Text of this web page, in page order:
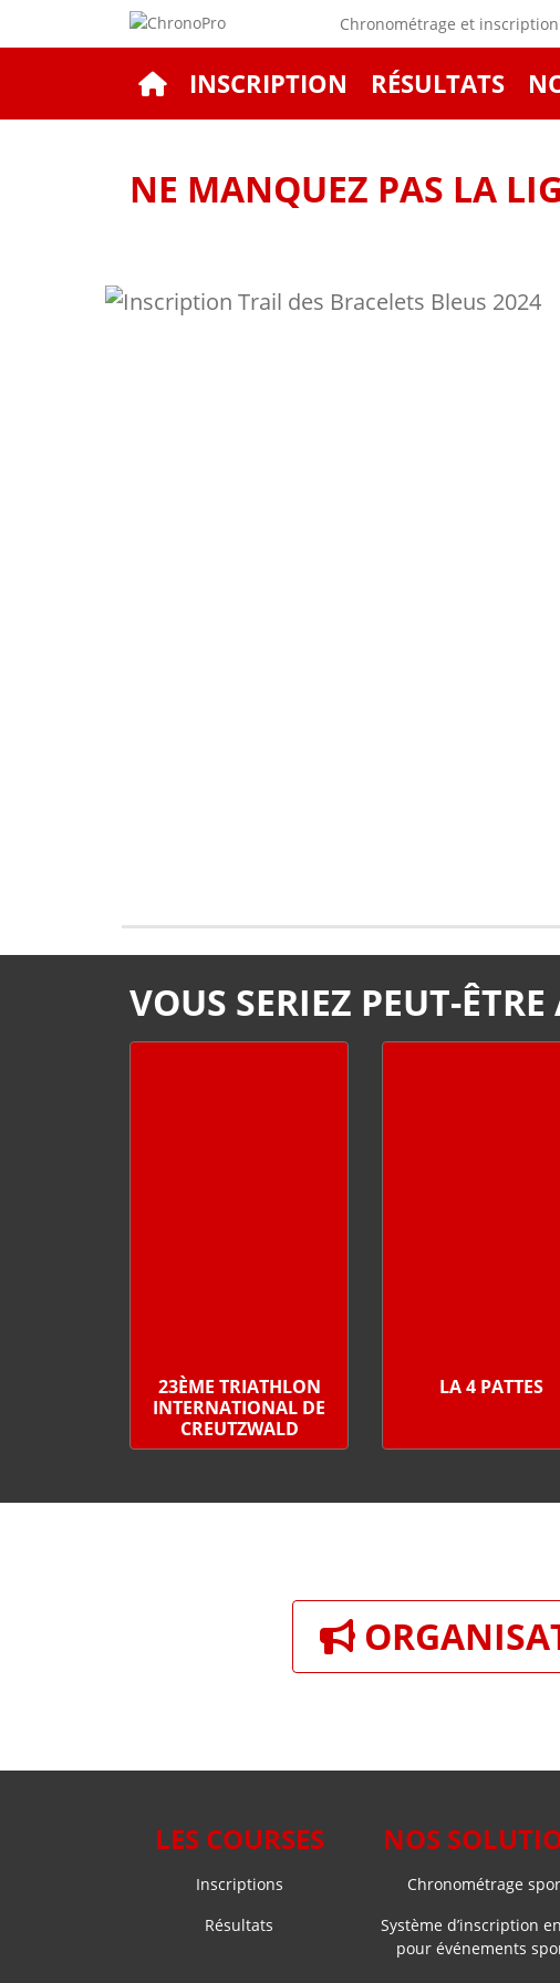
Chronométrage et
INSCRIPTION RÉSULTATS
NE MANQUEZ PAS LA
VOUS SERIEZ PEUT-
23ÈME TRIATHLON
INTERNATIONAL DE
CREUTZWALD
LA 4 PATTES
LES COURSES
Inscriptions
Résultats
NOS
Chronométrage
Système d’inscription
pour événements